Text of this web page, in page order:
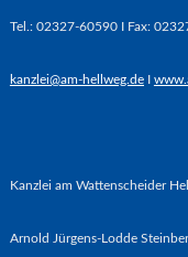
Tel.: 02327-60590 I Fax:
kanzlei@am-hellweg.deI
Kanzlei am Wattenscheider
Arnold Jürgens-Lodde